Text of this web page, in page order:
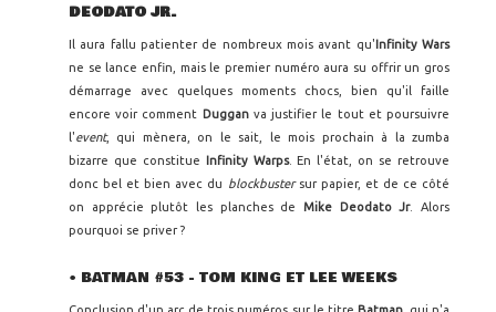
DEODATO JR.
Il aura fallu patienter de nombreux mois avant qu'Infinity Wars
ne se lance enfin, mais le premier numéro aura su offrir un gros
démarrage avec quelques moments chocs, bien qu'il faille
encore voir comment Duggan va justifier le tout et poursuivre
l'event, qui mènera, on le sait, le mois prochain à la zumba
bizarre que constitue Infinity Warps. En l'état, on se retrouve
donc bel et bien avec du blockbustersur papier, et de ce côté
on apprécie plutôt les planches de Mike Deodato Jr. Alors
pourquoi se priver ?
• BATMAN #53 - TOM KING ET LEE WEEKS